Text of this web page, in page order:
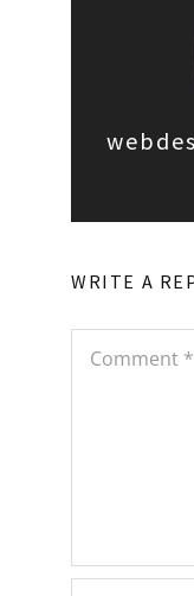
WRITE A